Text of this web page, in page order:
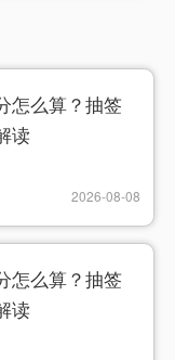
怎么算？抽签
读
2026-08-08
怎么算？抽签
读